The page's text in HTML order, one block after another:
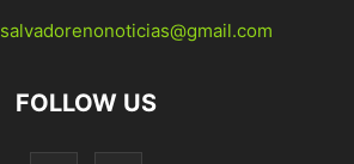
salvadorenonoticias@gmail.com
FOLLOW US